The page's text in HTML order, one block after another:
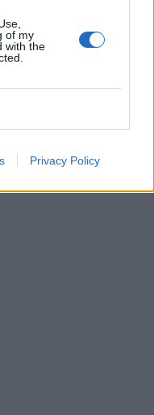
of my
with the
Privacy Policy